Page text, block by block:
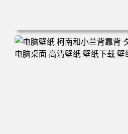
电脑壁纸 动漫 兔子朱迪 狐狸尼克
林 蓝天 4k壁纸 电脑桌面 高清壁纸